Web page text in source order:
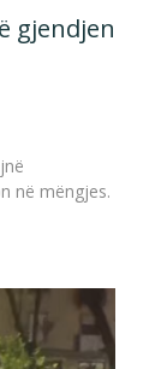
gjendjen
në mëngjes.